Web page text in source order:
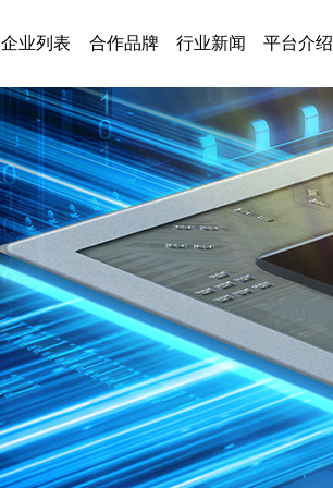
企业列表 合作品牌 行业新闻 平台介绍